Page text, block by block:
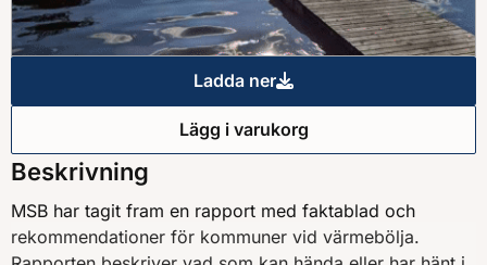
Ladda ner
Värmens påverkan på
Lägg i varukorg
Värmens påverkan på
Beskrivning
MSB har tagit fram en rapport med faktablad och
rekommendationer för kommuner vid värmebölja.